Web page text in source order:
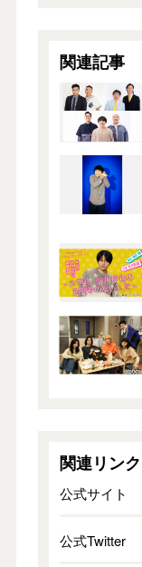
関連記事
関連リンク
公式サイト
公式Twitter